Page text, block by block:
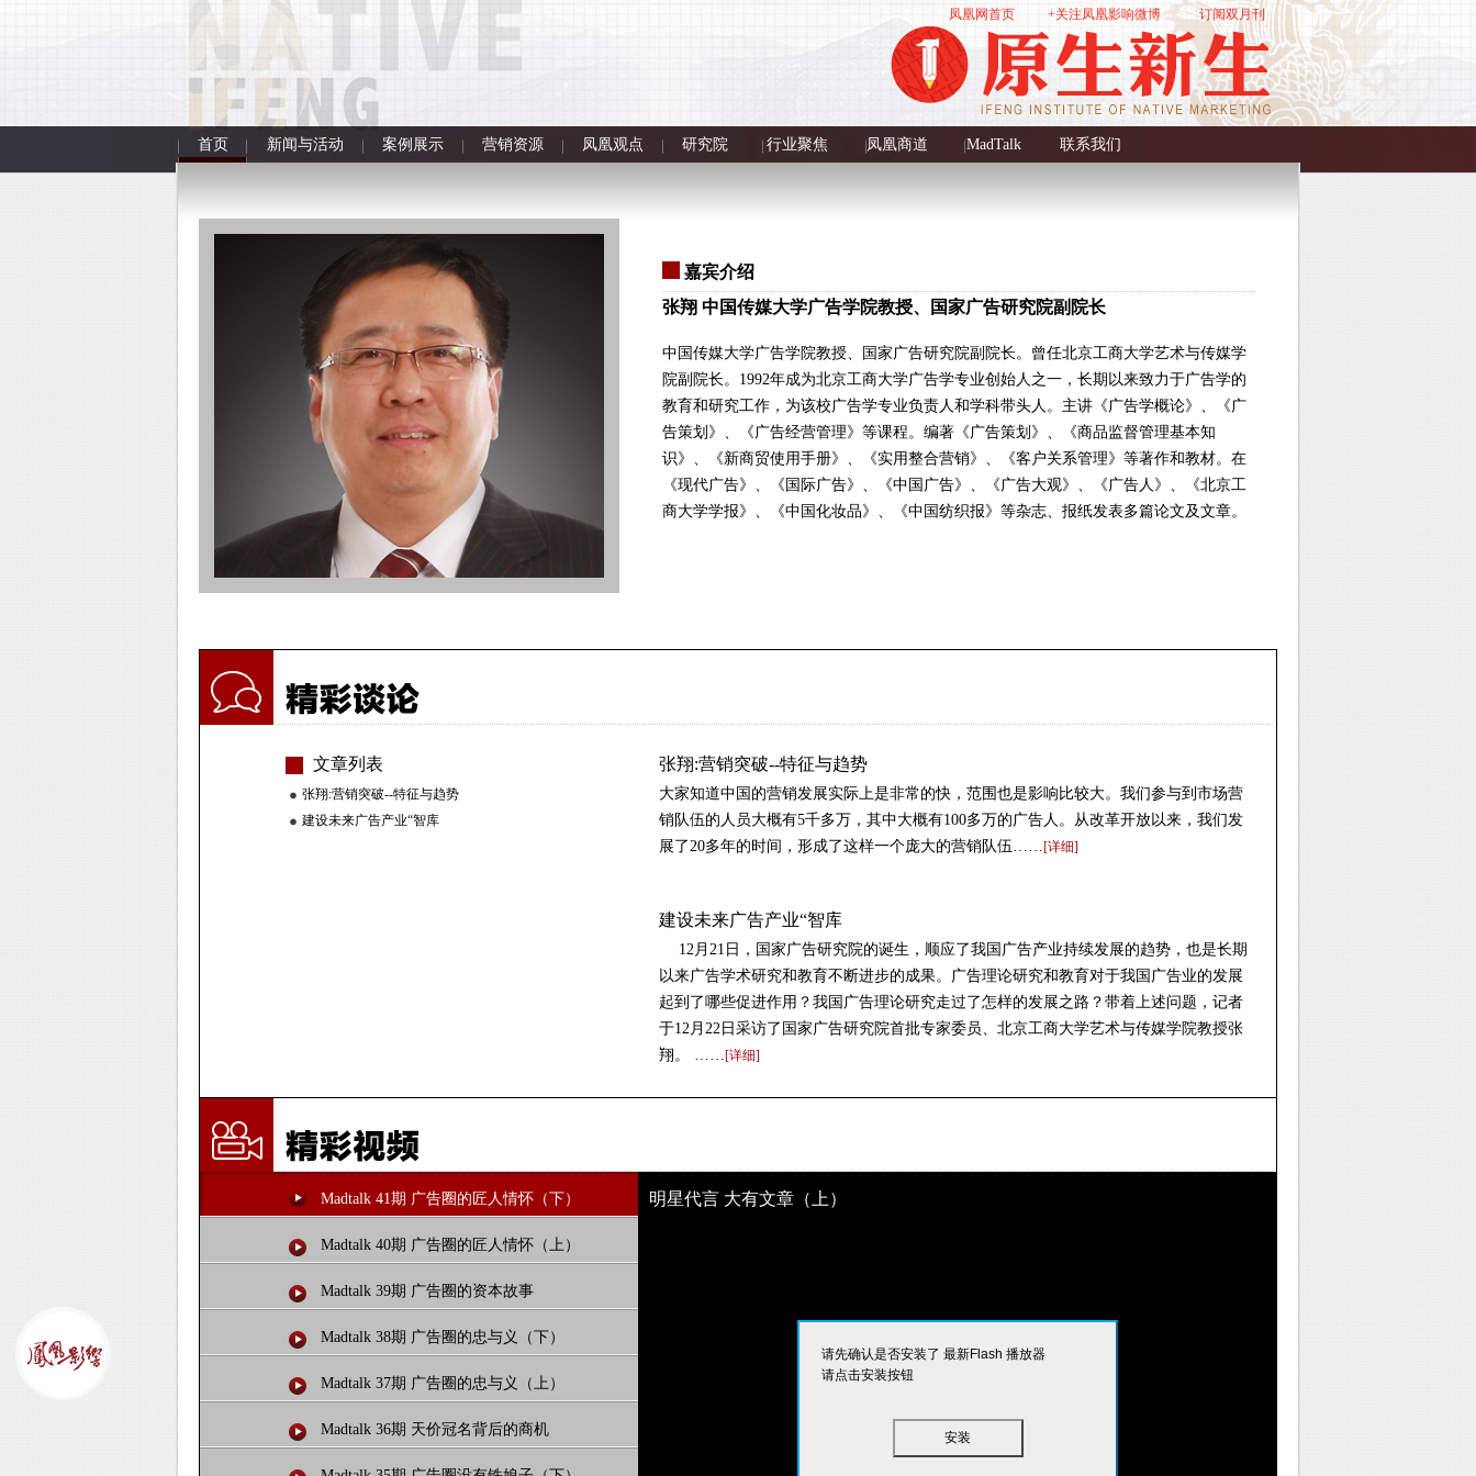
首页 新闻与活动 案例展示 营销资源 凤凰观点 研究院 行业聚焦 凤凰商道 MadTalk 联系我们
凤凰网首页 +关注凤凰影响微博 订阅双月刊
嘉宾介绍
张翔 中国传媒大学广告学院教授、国家广告研究院副院长
中国传媒大学广告学院教授、国家广告研究院副院长。曾任北京工商大学艺术与传媒学
院副院长。1992年成为北京工商大学广告学专业创始人之一，长期以来致力于广告学的
教育和研究工作，为该校广告学专业负责人和学科带头人。主讲《广告学概论》、《广
告策划》、《广告经营管理》等课程。编著《广告策划》、《商品监督管理基本知
识》、《新商贸使用手册》、《实用整合营销》、《客户关系管理》等著作和教材。在
《现代广告》、《国际广告》、《中国广告》、《广告大观》、《广告人》、《北京工
商大学学报》、《中国化妆品》、《中国纺织报》等杂志、报纸发表多篇论文及文章。
文章列表
张翔:营销突破--特征与趋势
建设未来广告产业“智库
张翔:营销突破--特征与趋势
大家知道中国的营销发展实际上是非常的快，范围也是影响比较大。我们参与到市场营
销队伍的人员大概有5千多万，其中大概有100多万的广告人。从改革开放以来，我们发
展了20多年的时间，形成了这样一个庞大的营销队伍……[详细]
建设未来广告产业“智库
12月21日，国家广告研究院的诞生，顺应了我国广告产业持续发展的趋势，也是长期
以来广告学术研究和教育不断进步的成果。广告理论研究和教育对于我国广告业的发展
起到了哪些促进作用？我国广告理论研究走过了怎样的发展之路？带着上述问题，记者
于12月22日采访了国家广告研究院首批专家委员、北京工商大学艺术与传媒学院教授张
翔。 ……[详细]
Madtalk 41期 广告圈的匠人情怀（下）
Madtalk 40期 广告圈的匠人情怀（上）
Madtalk 39期 广告圈的资本故事
Madtalk 38期 广告圈的忠与义（下）
Madtalk 37期 广告圈的忠与义（上）
Madtalk 36期 天价冠名背后的商机
明星代言 大有文章（上）
请先确认是否安装了 最新Flash 播放器
请点击安装按钮
安装